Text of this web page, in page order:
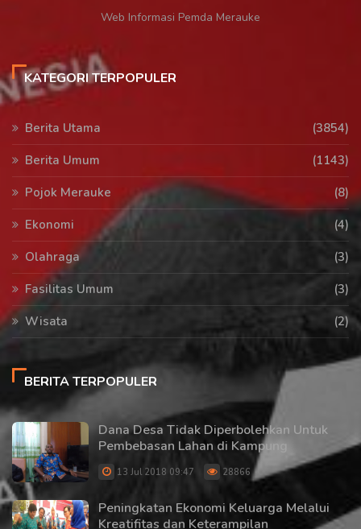
Web Informasi Pemda Merauke
KATEGORI TERPOPULER
Berita Utama
(3854)
Berita Umum
(1143)
Pojok Merauke
(8)
Ekonomi
(4)
Olahraga
(3)
Fasilitas Umum
(3)
Wisata
(2)
BERITA TERPOPULER
Dana Desa Tidak Diperbolehkan Untuk
Pembebasan Lahan di Kampung
13 Jul 2018 09:47 28866
Peningkatan Ekonomi Keluarga Melalui
Kreatifitas dan Keterampilan